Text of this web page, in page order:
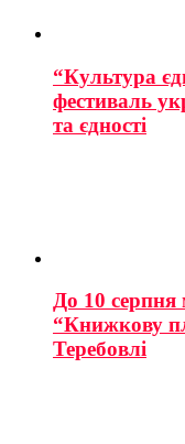
“Культура
фестиваль
та єдності
До 10
“Книжкову
Теребовлі